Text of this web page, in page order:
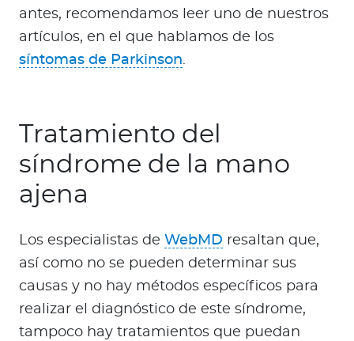
antes, recomendamos leer uno de nuestros
artículos, en el que hablamos de los
síntomas de Parkinson.
Tratamiento del
síndrome de la mano
ajena
Los especialistas de WebMD resaltan que,
así como no se pueden determinar sus
causas y no hay métodos específicos para
realizar el diagnóstico de este síndrome,
tampoco hay tratamientos que puedan